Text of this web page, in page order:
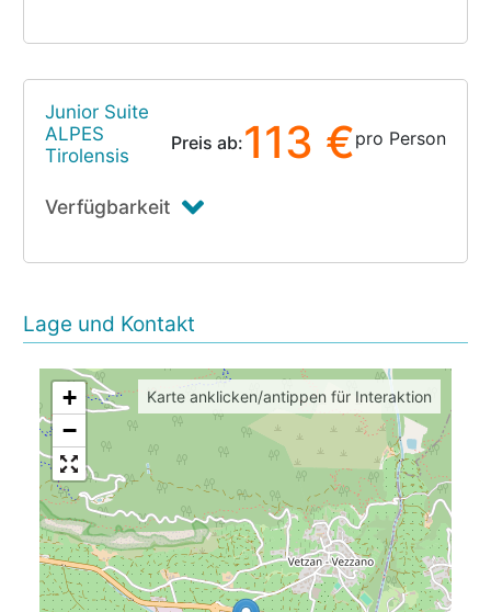
Junior Suite
ALPES
Tirolensis
Preis ab:113 €pro Person
Verfügbarkeit
Lage und Kontakt
+
−
Karte anklicken/antippen für Interaktion